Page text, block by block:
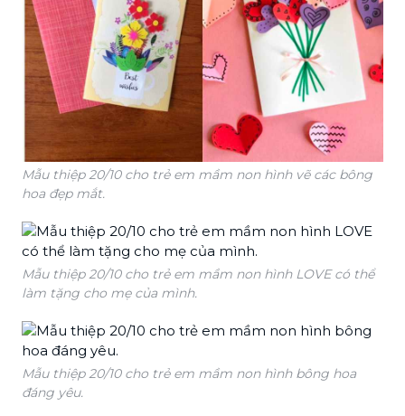
Mẫu thiệp 20/10 cho trẻ em mầm non hình vẽ các bông
hoa đẹp mắt.
Mẫu thiệp 20/10 cho trẻ em mầm non hình LOVE có thể
làm tặng cho mẹ của mình.
Mẫu thiệp 20/10 cho trẻ em mầm non hình bông hoa
đáng yêu.